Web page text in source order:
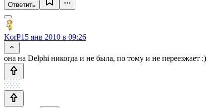
Ответить
KorP15 янв 2010 в 09:26
она на Delphi никогда и не была, по тому и не переезжает :)